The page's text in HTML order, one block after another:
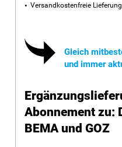
Versandkostenfreie Lieferung
Gleich
und immer
Abonnement zu:
BEMA und GOZ